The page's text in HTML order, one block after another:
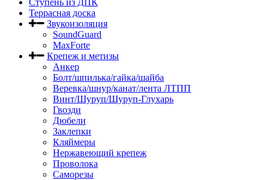
Террасная доска
Звукоизоляция
SoundGuard
MaxForte
Крепеж и метизы
Анкер
Болт/шпилька/гайка/шайба
Веревка/шнур/канат/лента ЛТПП
Винт/Шуруп/Шуруп-Глухарь
Гвозди
Дюбели
Заклепки
Кляймеры
Нержавеющий крепеж
Проволока
Саморезы